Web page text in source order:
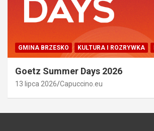
GMINA BRZESKO KULTURA I ROZRYWKA
Goetz Summer Days 2026
13 lipca 2026 Capuccino.eu